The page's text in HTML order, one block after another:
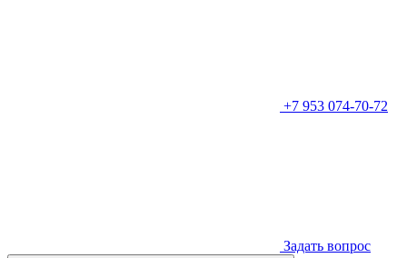
+7 953 074-70-72
Задать вопрос